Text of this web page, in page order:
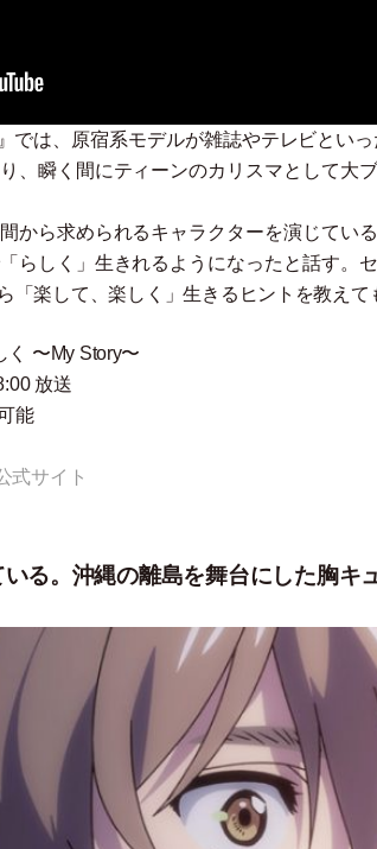
では、原宿系モデルが雑誌やテレビとい
、瞬く間にティーンのカリスマとして大
から求められるキャラクターを演じてい
「 らしく 」 生きれるようになったと話す。
「楽して、楽しく 」生きるヒントを教えて
く 〜My Story〜
放送
能
式サイト
る。沖縄の離島を舞台にした胸キ